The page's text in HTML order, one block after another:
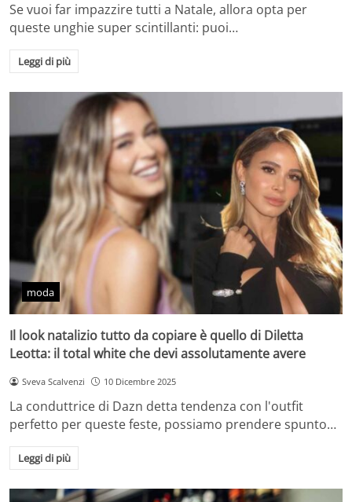
Se vuoi far impazzire tutti a Natale, allora opta per
queste unghie super scintillanti: puoi…
Leggi di più
moda
Il look natalizio tutto da copiare è quello di Diletta
Leotta: il total white che devi assolutamente avere
Sveva Scalvenzi 10 Dicembre 2025
La conduttrice di Dazn detta tendenza con l'outfit
perfetto per queste feste, possiamo prendere spunto…
Leggi di più